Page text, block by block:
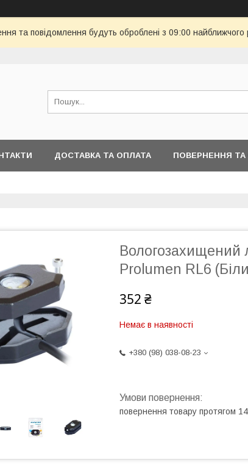
та повідомлення будуть оброблені з 09:00 найближчого
ДОСТАВКА ТА ОПЛАТА ПОВЕРНЕННЯ ТА
Вологозахищений
Prolumen RL6
352 ₴
Немає в наявності
+380 (98) 038-08-23
повернення товару протягом